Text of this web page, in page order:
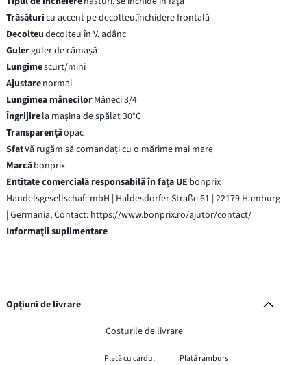
Trăsăturicu accent pe decolteu,închidere frontală
Decolteudecolteu în V, adânc
Gulerguler de cămaşă
Lungimescurt/mini
Ajustarenormal
Lungimea mânecilorMâneci 3/4
Îngrijirela maşina de spălat 30°C
Transparențăopac
SfatVă rugăm să comandați cu o mărime mai mare
Marcăbonprix
Entitate comercială responsabilă în fața UE bonprix
Handelsgesellschaft mbH | Haldesdorfer Straße 61 | 22179 Hamburg
| Germania, Contact: https://www.bonprix.ro/ajutor/contact/
Informaţii suplimentare
Opțiuni de livrare
Costurile de livrare
Plată cu cardul
Plată ramburs